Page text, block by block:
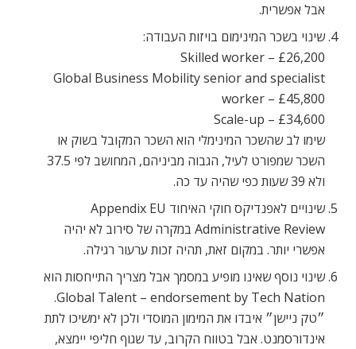
אבל אפשרית.
שינוי בשכר המינימום בויזות העבודה:
Skilled worker – £26,200
Global Business Mobility senior and specialist
worker – £45,800
Scale-up – £34,600
שימו לב שהשכר המינימלי הוא השכר המקובל בשוק או
השכר שמפורט לעיל, הגבוה מביניהם, המחושב לפי 37.5
ולא 39 שעות כפי שהיה עד כה.
שינויים לאפנדיקס חוקי האיחוד Appendix EU
Administrative Review במקרה של סירוב לא יהיה
אפשרי יותר. במקום זאת, תהיה זכות ערעור רגילה.
שינוי נוסף שאינו מופיע במסמך אבל מצריך התייחסות הוא
Global Talent – endorsement by Tech Nation.
״טק ניישן״ איבדו את המימון המוסדי ולכן לא ימשיכו לתת
אינדורסמנט. אבל בטווח הקרוב, עד שגוף חליפי יימצא,